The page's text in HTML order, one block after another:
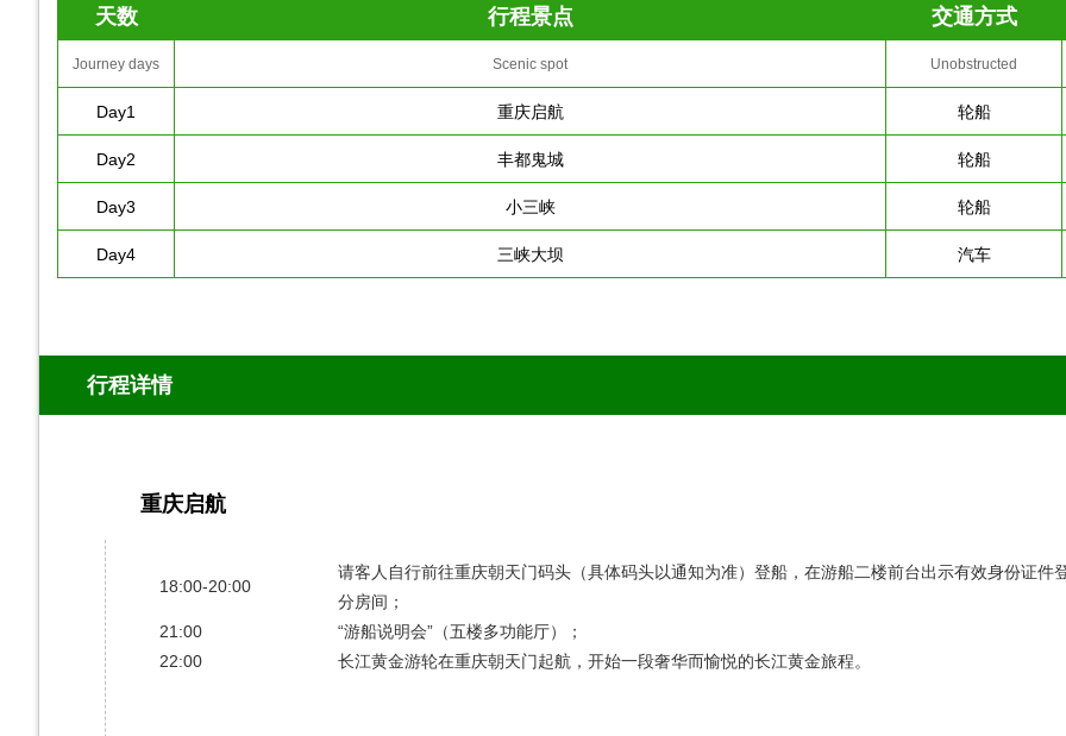
天数 行程景点 交通方式
Journey days Scenic spot Unobstructed
Day1 重庆启航 轮船
Day2 丰都鬼城 轮船
Day3 小三峡 轮船
Day4 三峡大坝 汽车
行程详情
重庆启航
18:00-20:00
请客人自行前往重庆朝天门码头（具体码头以通知为准）登船，在游船二楼前台出示有效身份证件
分房间；
21:00
“游船说明会”（五楼多功能厅）；
22:00
长江黄金游轮在重庆朝天门起航，开始一段奢华而愉悦的长江黄金旅程。